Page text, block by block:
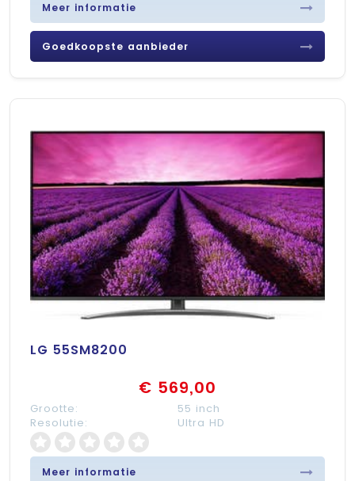
Meer informatie
Goedkoopste aanbieder
LG 55SM8200
€ 569,00
Grootte:
55 inch
Resolutie:
Ultra HD
Meer informatie